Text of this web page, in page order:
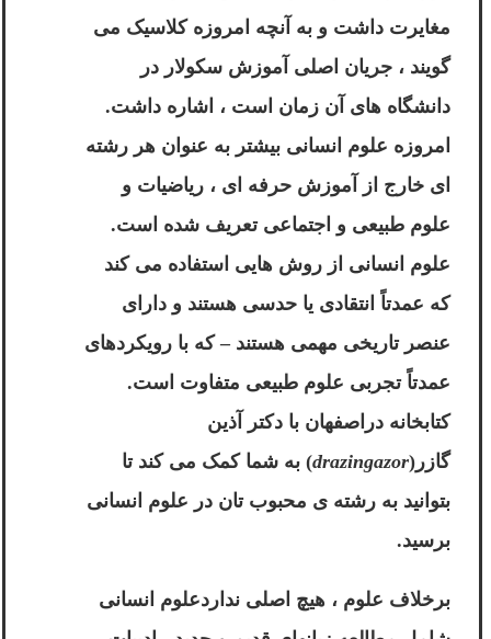
مغایرت داشت و به آنچه امروزه کلاسیک می
گویند ، جریان اصلی آموزش سکولار در
دانشگاه های آن زمان است ، اشاره داشت.
امروزه علوم انسانی بیشتر به عنوان هر رشته
ای خارج از آموزش حرفه ای ، ریاضیات و
علوم طبیعی و اجتماعی تعریف شده است.
علوم انسانی از روش هایی استفاده می کند
که عمدتاً انتقادی یا حدسی هستند و دارای
عنصر تاریخی مهمی هستند – که با رویکردهای
عمدتاً تجربی علوم طبیعی متفاوت است.
کتابخانه دراصفهان با دکتر آذین
گازر (
drazingazor) به شما کمک می کند تا
بتوانید به رشته ی محبوب تان در علوم انسانی
برسید.
برخلاف علوم ، هیچ اصلی نداردعلوم انسانی